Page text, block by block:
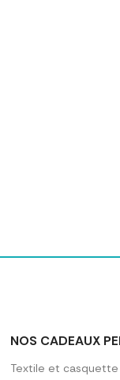
NOS CADEAUX
Textile et casquette